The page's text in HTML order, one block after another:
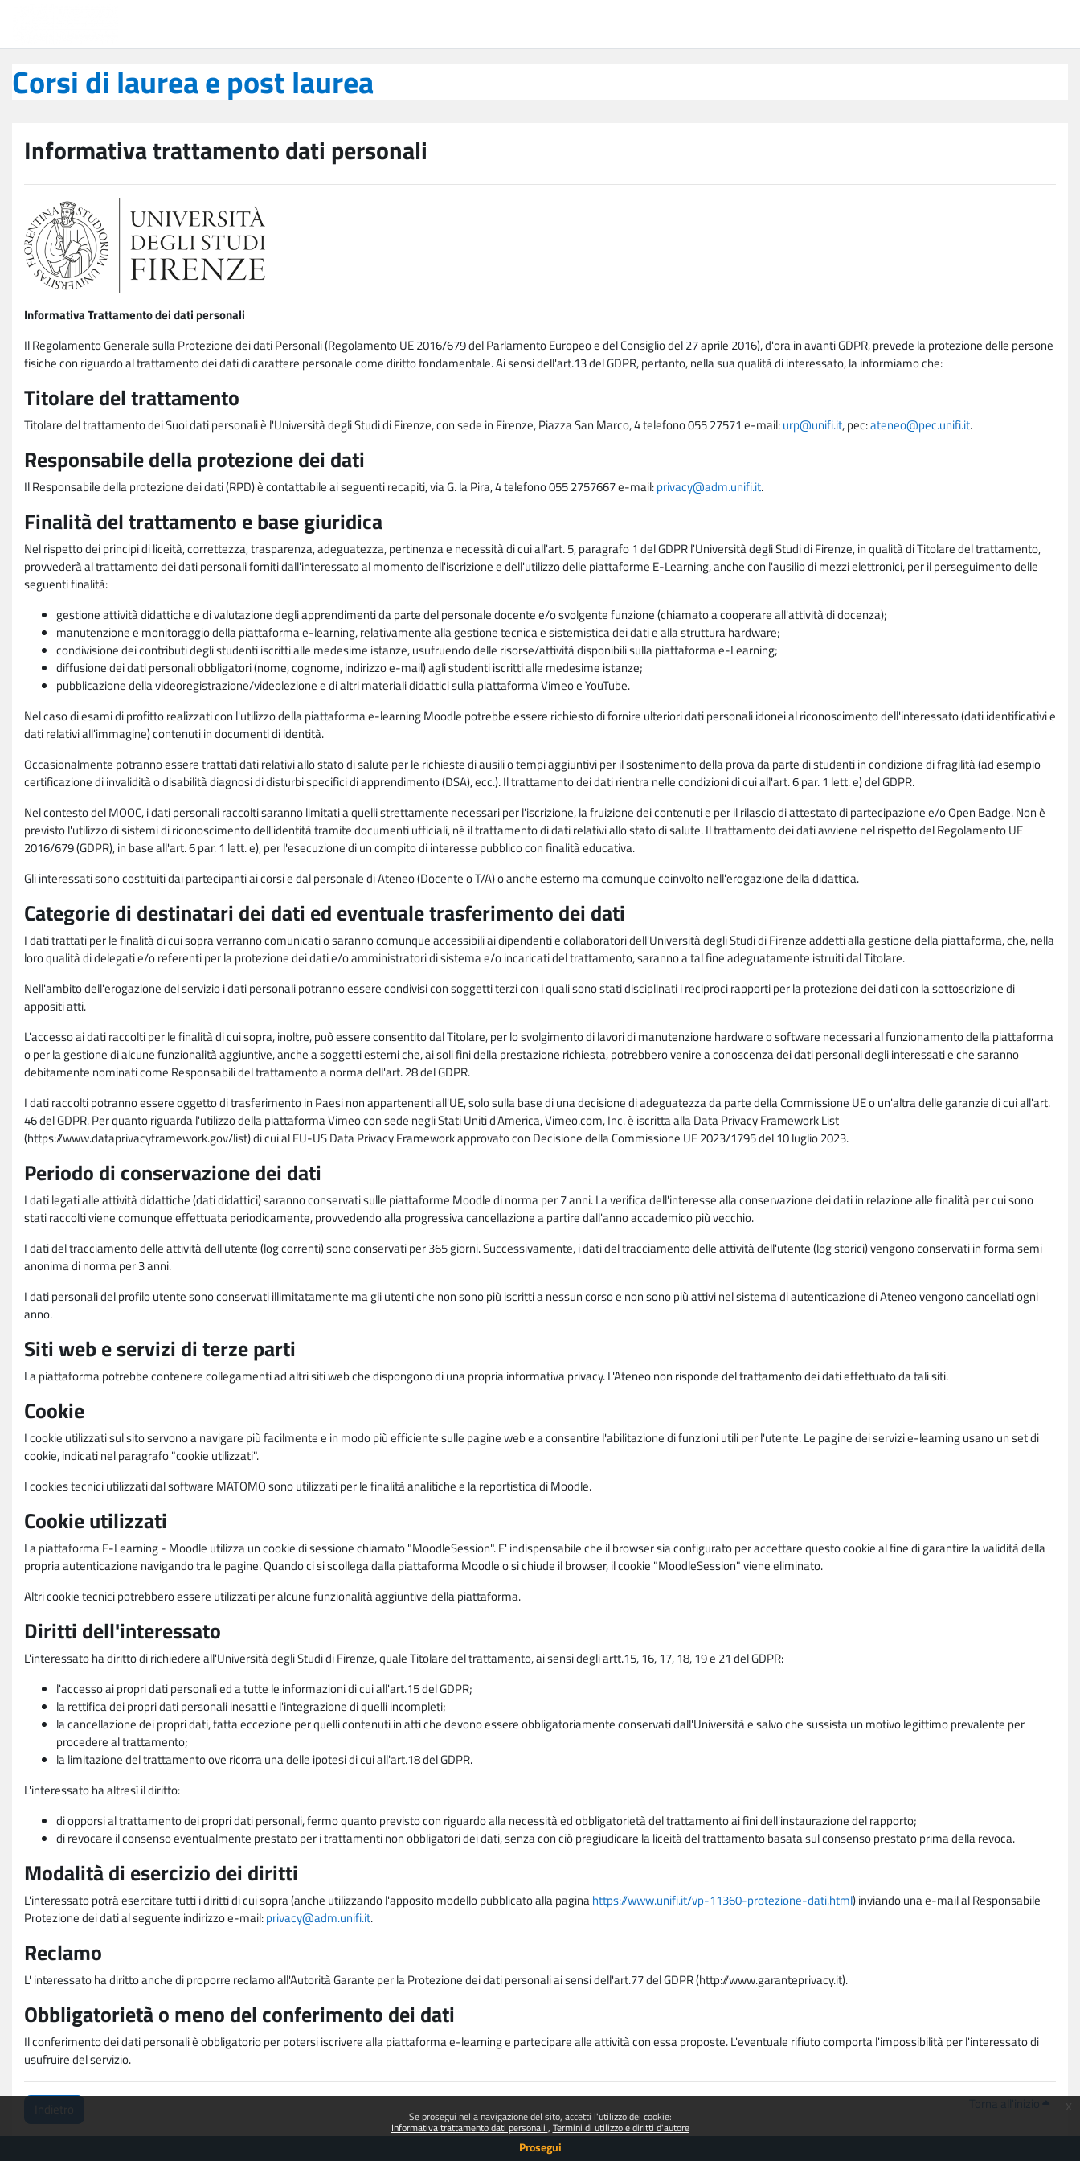
Se prosegui nella navigazione del sito, accetti l'utilizzo dei cookie:
Informativa trattamento dati personali Termini di utilizzo e diritti d'autore
Prosegui
Corsi di laurea e post laurea
Informativa trattamento dati personali
Informativa Trattamento dei dati personali
Il Regolamento Generale sulla Protezione dei dati Personali (Regolamento UE 2016/679 del Parlamento Europeo e del Consiglio del 27 aprile 2016), d'ora in avanti GDPR, prevede la protezione delle persone
fisiche con riguardo al trattamento dei dati di carattere personale come diritto fondamentale. Ai sensi dell'art.13 del GDPR, pertanto, nella sua qualità di interessato, la informiamo che:
Titolare del trattamento
Titolare del trattamento dei Suoi dati personali è l'Università degli Studi di Firenze, con sede in Firenze, Piazza San Marco, 4 telefono 055 27571 e-mail:urp@unifi.it, pec:ateneo@pec.unifi.it.
Responsabile della protezione dei dati
Il Responsabile della protezione dei dati (RPD) è contattabile ai seguenti recapiti, via G. la Pira, 4 telefono 055 2757667 e-mail:privacy@adm.unifi.it.
Finalità del trattamento e base giuridica
Nel rispetto dei principi di liceità, correttezza, trasparenza, adeguatezza, pertinenza e necessità di cui all'art. 5, paragrafo 1 del GDPR l'Università degli Studi di Firenze, in qualità di Titolare del trattamento,
provvederà al trattamento dei dati personali forniti dall'interessato al momento dell'iscrizione e dell'utilizzo delle piattaforme E-Learning, anche con l'ausilio di mezzi elettronici, per il perseguimento delle
seguenti finalità:
gestione attività didattiche e di valutazione degli apprendimenti da parte del personale docente e/o svolgente funzione (chiamato a cooperare all'attività di docenza);
manutenzione e monitoraggio della piattaforma e-learning, relativamente alla gestione tecnica e sistemistica dei dati e alla struttura hardware;
condivisione dei contributi degli studenti iscritti alle medesime istanze, usufruendo delle risorse/attività disponibili sulla piattaforma e-Learning;
diffusione dei dati personali obbligatori (nome, cognome, indirizzo e-mail) agli studenti iscritti alle medesime istanze;
pubblicazione della videoregistrazione/videolezione e di altri materiali didattici sulla piattaforma Vimeo e YouTube.
Nel caso di esami di profitto realizzati con l'utilizzo della piattaforma e-learning Moodle potrebbe essere richiesto di fornire ulteriori dati personali idonei al riconoscimento dell'interessato (dati identificativi e
dati relativi all'immagine) contenuti in documenti di identità.
Occasionalmente potranno essere trattati dati relativi allo stato di salute per le richieste di ausili o tempi aggiuntivi per il sostenimento della prova da parte di studenti in condizione di fragilità (ad esempio
certificazione di invalidità o disabilità diagnosi di disturbi specifici di apprendimento (DSA), ecc.). Il trattamento dei dati rientra nelle condizioni di cui all'art. 6 par. 1 lett. e) del GDPR.
Nel contesto del MOOC, i dati personali raccolti saranno limitati a quelli strettamente necessari per l'iscrizione, la fruizione dei contenuti e per il rilascio di attestato di partecipazione e/o Open Badge. Non è
previsto l'utilizzo di sistemi di riconoscimento dell'identità tramite documenti ufficiali, né il trattamento di dati relativi allo stato di salute. Il trattamento dei dati avviene nel rispetto del Regolamento UE
2016/679 (GDPR), in base all'art. 6 par. 1 lett. e), per l'esecuzione di un compito di interesse pubblico con finalità educativa.
Gli interessati sono costituiti dai partecipanti ai corsi e dal personale di Ateneo (Docente o T/A) o anche esterno ma comunque coinvolto nell'erogazione della didattica.
Categorie di destinatari dei dati ed eventuale trasferimento dei dati
I dati trattati per le finalità di cui sopra verranno comunicati o saranno comunque accessibili ai dipendenti e collaboratori dell'Università degli Studi di Firenze addetti alla gestione della piattaforma, che, nella
loro qualità di delegati e/o referenti per la protezione dei dati e/o amministratori di sistema e/o incaricati del trattamento, saranno a tal fine adeguatamente istruiti dal Titolare.
Nell'ambito dell'erogazione del servizio i dati personali potranno essere condivisi con soggetti terzi con i quali sono stati disciplinati i reciproci rapporti per la protezione dei dati con la sottoscrizione di
appositi atti.
L'accesso ai dati raccolti per le finalità di cui sopra, inoltre, può essere consentito dal Titolare, per lo svolgimento di lavori di manutenzione hardware o software necessari al funzionamento della piattaforma
o per la gestione di alcune funzionalità aggiuntive, anche a soggetti esterni che, ai soli fini della prestazione richiesta, potrebbero venire a conoscenza dei dati personali degli interessati e che saranno
debitamente nominati come Responsabili del trattamento a norma dell'art. 28 del GDPR.
I dati raccolti potranno essere oggetto di trasferimento in Paesi non appartenenti all'UE, solo sulla base di una decisione di adeguatezza da parte della Commissione UE o un'altra delle garanzie di cui all'art.
46 del GDPR. Per quanto riguarda l'utilizzo della piattaforma Vimeo con sede negli Stati Uniti d'America, Vimeo.com, Inc. è iscritta alla Data Privacy Framework List
(https://www.dataprivacyframework.gov/list) di cui al EU-US Data Privacy Framework approvato con Decisione della Commissione UE 2023/1795 del 10 luglio 2023.
Periodo di conservazione dei dati
I dati legati alle attività didattiche (dati didattici) saranno conservati sulle piattaforme Moodle di norma per 7 anni. La verifica dell'interesse alla conservazione dei dati in relazione alle finalità per cui sono
stati raccolti viene comunque effettuata periodicamente, provvedendo alla progressiva cancellazione a partire dall'anno accademico più vecchio.
I dati del tracciamento delle attività dell'utente (log correnti) sono conservati per 365 giorni. Successivamente, i dati del tracciamento delle attività dell'utente (log storici) vengono conservati in forma semi
anonima di norma per 3 anni.
I dati personali del profilo utente sono conservati illimitatamente ma gli utenti che non sono più iscritti a nessun corso e non sono più attivi nel sistema di autenticazione di Ateneo vengono cancellati ogni
anno.
Siti web e servizi di terze parti
La piattaforma potrebbe contenere collegamenti ad altri siti web che dispongono di una propria informativa privacy. L'Ateneo non risponde del trattamento dei dati effettuato da tali siti.
Cookie
I cookie utilizzati sul sito servono a navigare più facilmente e in modo più efficiente sulle pagine web e a consentire l'abilitazione di funzioni utili per l'utente. Le pagine dei servizi e-learning usano un set di
cookie, indicati nel paragrafo "cookie utilizzati".
I cookies tecnici utilizzati dal software MATOMO sono utilizzati per le finalità analitiche e la reportistica di Moodle.
Cookie utilizzati
La piattaforma E-Learning - Moodle utilizza un cookie di sessione chiamato "MoodleSession". E' indispensabile che il browser sia configurato per accettare questo cookie al fine di garantire la validità della
propria autenticazione navigando tra le pagine. Quando ci si scollega dalla piattaforma Moodle o si chiude il browser, il cookie "MoodleSession" viene eliminato.
Altri cookie tecnici potrebbero essere utilizzati per alcune funzionalità aggiuntive della piattaforma.
Diritti dell'interessato
L'interessato ha diritto di richiedere all'Università degli Studi di Firenze, quale Titolare del trattamento, ai sensi degli artt.15, 16, 17, 18, 19 e 21 del GDPR:
l'accesso ai propri dati personali ed a tutte le informazioni di cui all'art.15 del GDPR;
la rettifica dei propri dati personali inesatti e l'integrazione di quelli incompleti;
la cancellazione dei propri dati, fatta eccezione per quelli contenuti in atti che devono essere obbligatoriamente conservati dall'Università e salvo che sussista un motivo legittimo prevalente per
procedere al trattamento;
la limitazione del trattamento ove ricorra una delle ipotesi di cui all'art.18 del GDPR.
L'interessato ha altresì il diritto:
di opporsi al trattamento dei propri dati personali, fermo quanto previsto con riguardo alla necessità ed obbligatorietà del trattamento ai fini dell'instaurazione del rapporto;
di revocare il consenso eventualmente prestato per i trattamenti non obbligatori dei dati, senza con ciò pregiudicare la liceità del trattamento basata sul consenso prestato prima della revoca.
Modalità di esercizio dei diritti
L'interessato potrà esercitare tutti i diritti di cui sopra (anche utilizzando l'apposito modello pubblicato alla paginahttps://www.unifi.it/vp-11360-protezione-dati.html) inviando una e-mail al Responsabile
Protezione dei dati al seguente indirizzo e-mail:privacy@adm.unifi.it.
Reclamo
L' interessato ha diritto anche di proporre reclamo all'Autorità Garante per la Protezione dei dati personali ai sensi dell'art.77 del GDPR (http://www.garanteprivacy.it).
Obbligatorietà o meno del conferimento dei dati
Il conferimento dei dati personali è obbligatorio per potersi iscrivere alla piattaforma e-learning e partecipare alle attività con essa proposte. L'eventuale rifiuto comporta l'impossibilità per l'interessato di
usufruire del servizio.
Indietro Torna all'inizio